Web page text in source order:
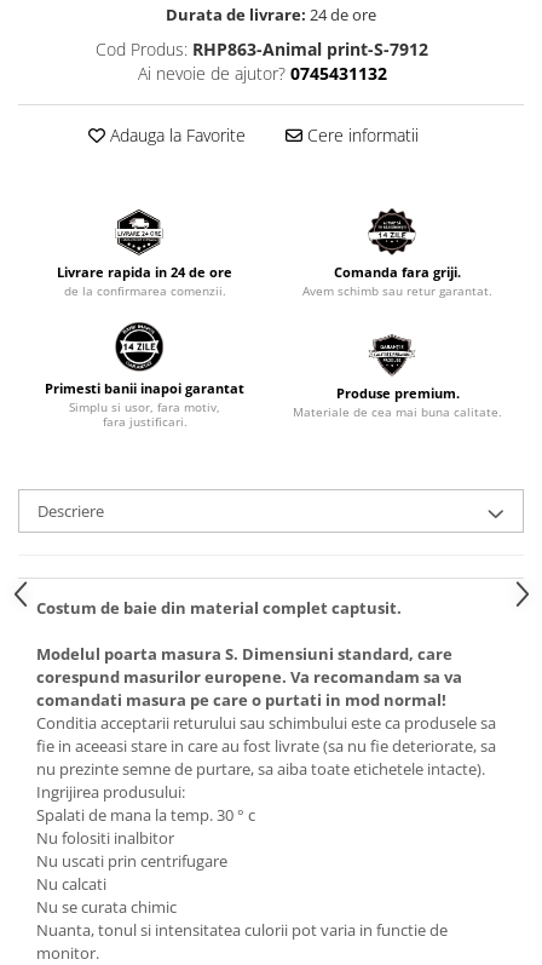
Durata de livrare: 24 de ore
Cod Produs: RHP863-Animal print-S-7912
Ai nevoie de ajutor? 0745431132
Adauga la Favorite Cere informatii
Livrare rapida in 24 de ore
de la confirmarea comenzii.
Comanda fara griji.
Avem schimb sau retur garantat.
Primesti banii inapoi garantat
Simplu si usor, fara motiv,
fara justificari.
Produse premium.
Materiale de cea mai buna calitate.
Descriere
Costum de baie din material complet captusit.
Modelul poarta masura S. Dimensiuni standard, care
corespund masurilor europene. Va recomandam sa va
comandati masura pe care o purtati in mod normal!
Conditia acceptarii returului sau schimbului este ca produsele sa
fie in aceeasi stare in care au fost livrate (sa nu fie deteriorate, sa
nu prezinte semne de purtare, sa aiba toate etichetele intacte).
Ingrijirea produsului:
Spalati de mana la temp. 30 ° c
Nu folositi inalbitor
Nu uscati prin centrifugare
Nu calcati
Nu se curata chimic
Nuanta, tonul si intensitatea culorii pot varia in functie de
monitor.